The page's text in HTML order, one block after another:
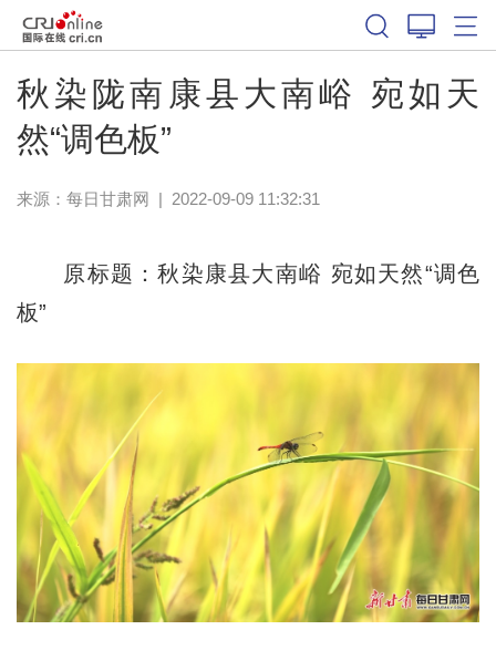
秋染陇南康县大南峪 宛如天
然“调色板”
来源： 每日甘肃网 | 2022-09-09 11:32:31
原标题：秋染康县大南峪 宛如天然“调色
板”